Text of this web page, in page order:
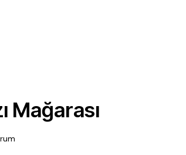
Mağarası